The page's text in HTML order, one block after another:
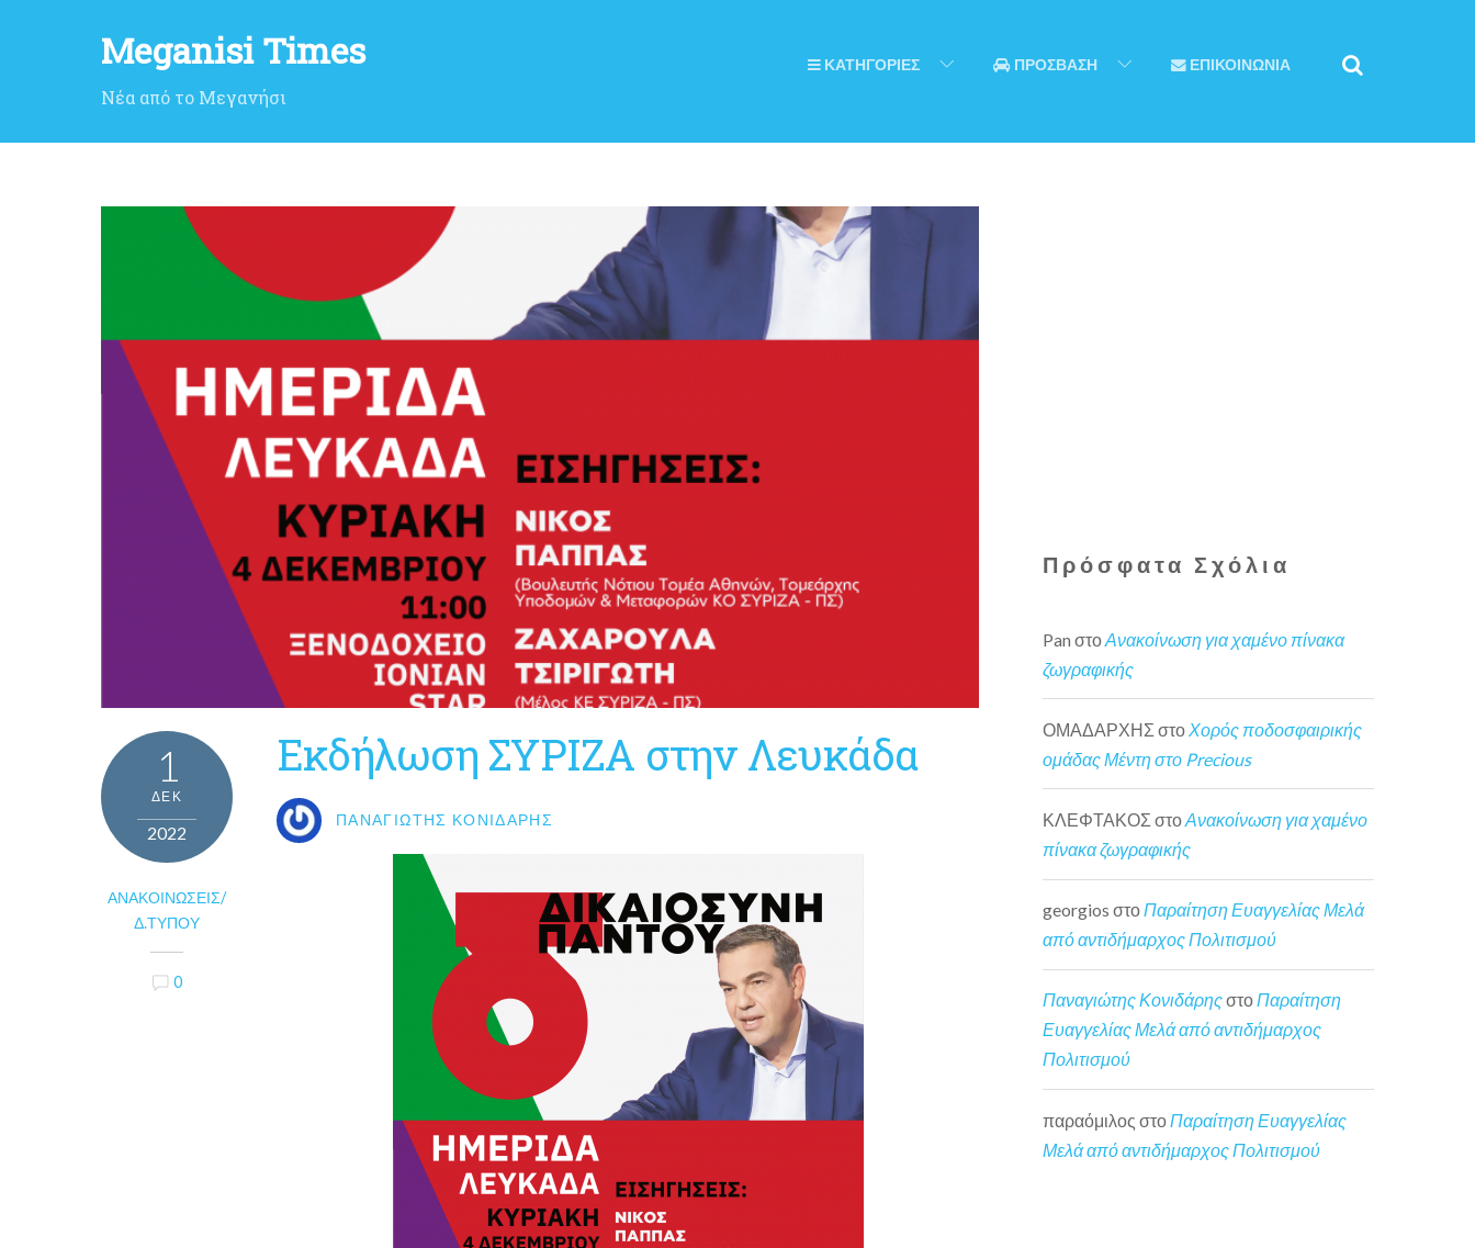
Meganisi Times
Νέα από το Μεγανήσι
ΚΑΤΗΓΟΡΙΕΣ ΠΡΟΣΒΑΣΗ ΕΠΙΚΟΙΝΩΝΙΑ
1
ΔΕΚ
2022
ΑΝΑΚΟΙΝΏΣΕΙΣ/
Δ.ΤΎΠΟΥ
0
Εκδήλωση ΣΥΡΙΖΑ στην Λευκάδα
ΠΑΝΑΓΙΏΤΗΣ ΚΟΝΙΔΆΡΗΣ
Πρόσφατα Σχόλια
Pan στοΑνακοίνωση για χαμένο πίνακα
ζωγραφικής
ΟΜΑΔΑΡΧΗΣ στο Χορός ποδοσφαιρικής
ομάδας Μέντη στο Precious
ΚΛΕΦΤΑΚΟΣ στοΑνακοίνωση για χαμένο
πίνακα ζωγραφικής
georgios στοΠαραίτηση Ευαγγελίας Μελά
από αντιδήμαρχος Πολιτισμού
Παναγιώτης ΚονιδάρηςστοΠαραίτηση
Ευαγγελίας Μελά από αντιδήμαρχος
Πολιτισμού
παραόμιλος στο Παραίτηση Ευαγγελίας
Μελά από αντιδήμαρχος Πολιτισμού